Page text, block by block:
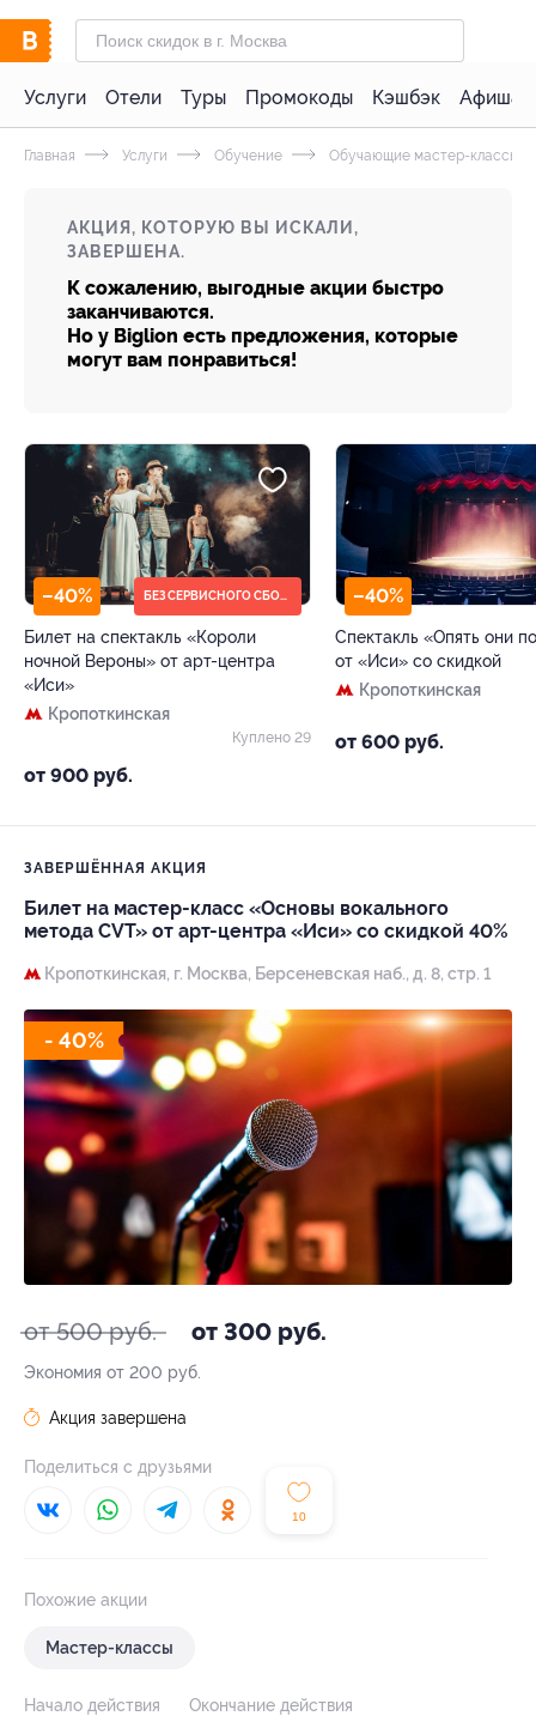
Услуги Отели Туры Промокоды Кэшбэк Афиша
Главная Услуги Обучение Обучающие мастер-классы
АКЦИЯ, КОТОРУЮ ВЫ ИСКАЛИ,
ЗАВЕРШЕНА.
К сожалению, выгодные акции быстро
заканчиваются.
Но у Biglion есть предложения, которые
могут вам понравиться!
–40% БЕЗ СЕРВИСНОГО СБОРА
Билет на спектакль «Короли
ночной Вероны» от арт-центра
«Иси»
Кропоткинская
от 900 руб.
Куплено 29
–40%
Спектакль «Опять они
от «Иси» со скидкой
Кропоткинская
от 600 руб.
ЗАВЕРШЁННАЯ АКЦИЯ
Билет на мастер-класс «Основы вокального
метода CVT» от арт-центра «Иси» со скидкой 40%
Кропоткинская, г. Москва, Берсеневская наб., д. 8, стр. 1
- 40%
от 500 руб. от 300 руб.
Экономия от 200 руб.
10
Акция завершена
Поделиться с друзьями
Похожие акции
Мастер-классы
Начало действия Окончание действия